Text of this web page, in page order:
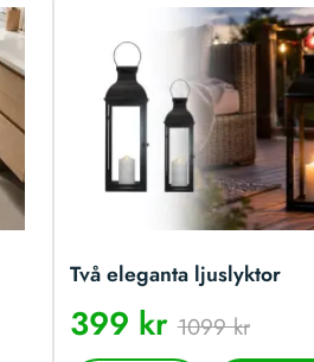
Två eleganta ljuslyktor
399 kr1099 kr